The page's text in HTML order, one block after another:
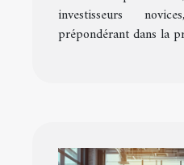
investisseurs
prépondérant dans la